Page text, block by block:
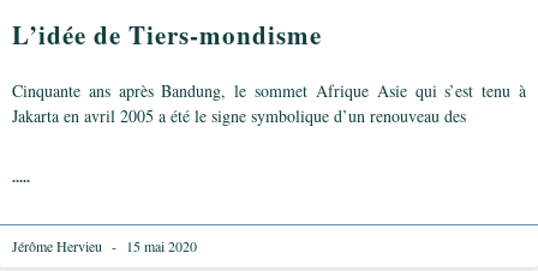
L’idée de Tiers-mondisme
Cinquante ans après Bandung, le sommet Afrique Asie qui s’est tenu à
Jakarta en avril 2005 a été le signe symbolique d’un renouveau des
.....
Jérôme Hervieu 15 mai 2020